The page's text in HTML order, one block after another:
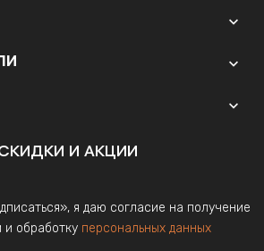



И АКЦИИ
я даю согласие на получение
и обработку персональных данных